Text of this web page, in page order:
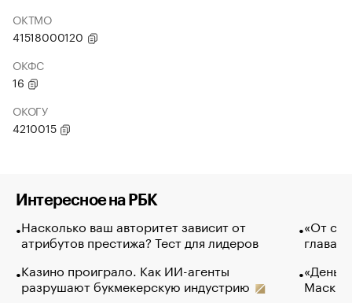
ОКТМО
41518000120
ОКФС
16
ОКОГУ
4210015
Интересное на РБК
Насколько ваш авторитет зависит от
атрибутов престижа? Тест для лидеров
Казино проиграло. Как ИИ-агенты
разрушают букмекерскую индустрию
«От
глава
Маск в